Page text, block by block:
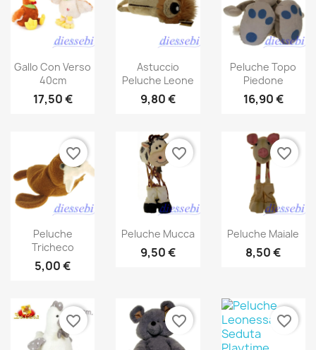
Gallo Con Verso
40cm
17,50 €
Astuccio
Peluche Leone
9,80 €
Peluche Topo
Piedone
16,90 €
Peluche
Tricheco
5,00 €
favorite_border
Peluche Mucca
9,50 €
favorite_border
Peluche Maiale
8,50 €
favorite_border
favorite_border favorite_border favorite_border